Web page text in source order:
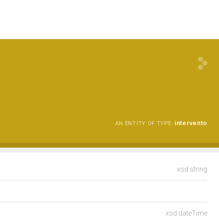
AN ENTITY OF TYPE: intervento
xsd:string
xsd:dateTime